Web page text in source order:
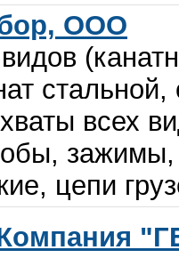
ООО
всех
цепи